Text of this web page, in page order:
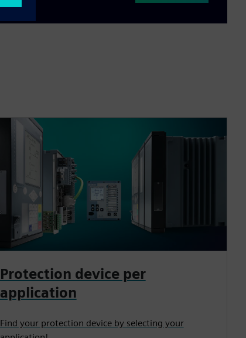
Protection device per
application
Find your protection device by selecting your